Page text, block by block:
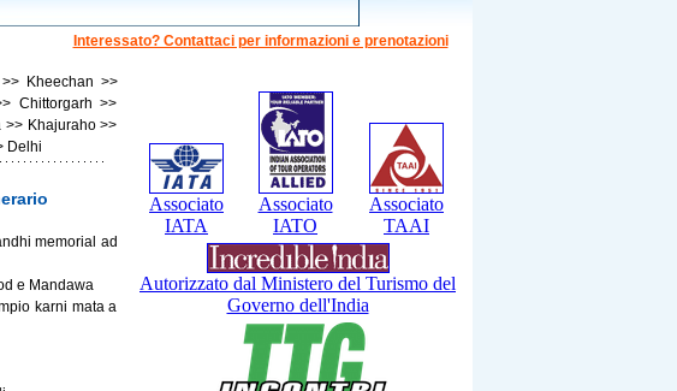
Interessato? Contattaci per informazioni e prenotazioni
Associato
IATA
Associato
IATO
Associato
TAAI
Autorizzato dal Ministero del Turismo del
Governo dell'India
Kheechan >>
Chittorgarh >>
>> Khajuraho >>
Delhi
memorial ad
e Mandawa
karni mata a